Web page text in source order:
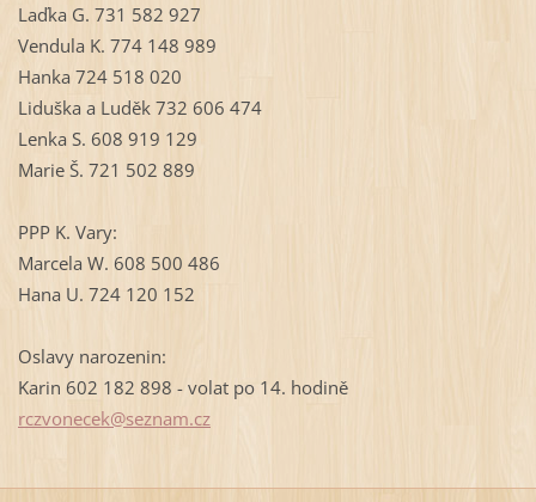
Laďka G. 731 582 927
Vendula K. 774 148 989
Hanka 724 518 020
Liduška a Luděk 732 606 474
Lenka S. 608 919 129
Marie Š. 721 502 889
PPP K. Vary:
Marcela W. 608 500 486
Hana U. 724 120 152
Oslavy narozenin:
Karin 602 182 898 - volat po 14. hodině
rczvonecek@seznam.cz